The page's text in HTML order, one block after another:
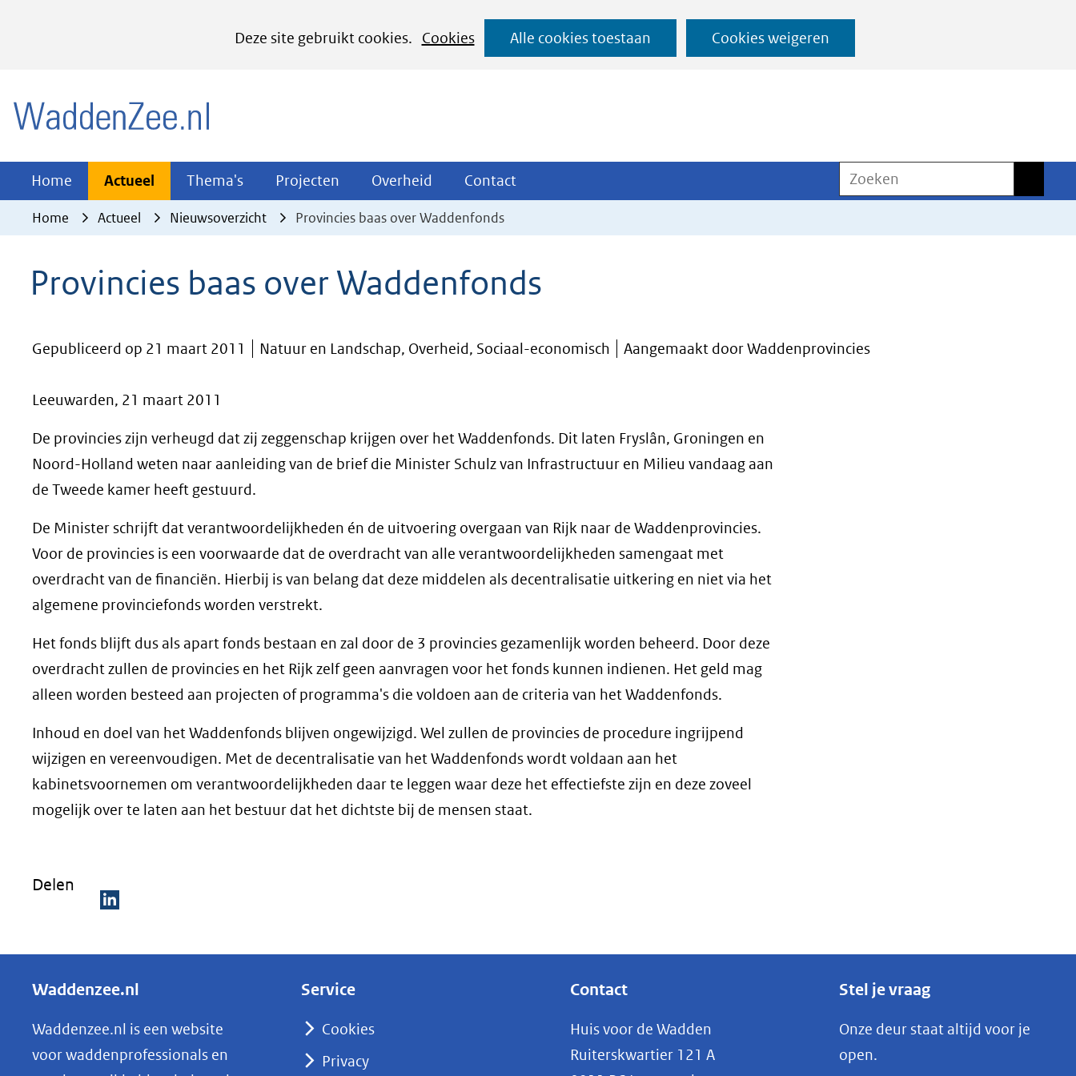
Deze site gebruikt cookies.
Cookies
het
cookies
website
worden
Alle cookies toestaan Cookies weigeren
Ga
naar
Home Actueel Actueel
Uitklappen
Thema's Thema's
Uitklappen
Projecten Projecten
Uitklappen
Overheid Overheid
Uitklappen
Contact
Uitklappen
Zoeken
Home Actueel Nieuwsoverzicht Provincies baas over Waddenfonds
Provincies baas over Waddenfonds
Gepubliceerd op 21 maart 2011 Natuur en Landschap, Overheid, Sociaal-economisch Aangemaakt door Waddenprovincies
Leeuwarden, 21 maart 2011
De provincies zijn verheugd dat zij zeggenschap krijgen over het Waddenfonds. Dit laten Fryslân, Groningen en
Noord-Holland weten naar aanleiding van de brief die Minister Schulz van Infrastructuur en Milieu vandaag aan
de Tweede kamer heeft gestuurd.
De Minister schrijft dat verantwoordelijkheden én de uitvoering overgaan van Rijk naar de Waddenprovincies.
Voor de provincies is een voorwaarde dat de overdracht van alle verantwoordelijkheden samengaat met
overdracht van de financiën. Hierbij is van belang dat deze middelen als decentralisatie uitkering en niet via het
algemene provinciefonds worden verstrekt.
Het fonds blijft dus als apart fonds bestaan en zal door de 3 provincies gezamenlijk worden beheerd. Door deze
overdracht zullen de provincies en het Rijk zelf geen aanvragen voor het fonds kunnen indienen. Het geld mag
alleen worden besteed aan projecten of programma's die voldoen aan de criteria van het Waddenfonds.
Inhoud en doel van het Waddenfonds blijven ongewijzigd. Wel zullen de provincies de procedure ingrijpend
wijzigen en vereenvoudigen. Met de decentralisatie van het Waddenfonds wordt voldaan aan het
kabinetsvoornemen om verantwoordelijkheden daar te leggen waar deze het effectiefste zijn en deze zoveel
mogelijk over te laten aan het bestuur dat het dichtste bij de mensen staat.
Delen
e
e
n
o
Waddenzee.nl
Waddenzee.nl is een website
voor waddenprofessionals en
Service
Cookies
Privacy
Contact
Huis voor de Wadden
Ruiterskwartier 121 A
Stel je vraag
Onze deur staat altijd voor je
open.